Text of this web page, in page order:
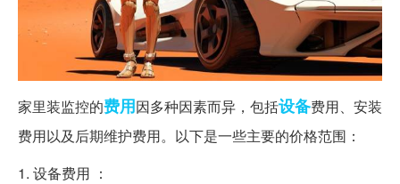
家里装监控的费用因多种因素而异，包括设备费用、安装
费用以及后期维护费用。以下是一些主要的价格范围：
1. 设备费用 ：